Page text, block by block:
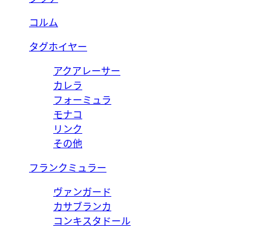
コルム
タグホイヤー
アクアレーサー
カレラ
フォーミュラ
モナコ
リンク
その他
フランクミュラー
ヴァンガード
カサブランカ
コンキスタドール